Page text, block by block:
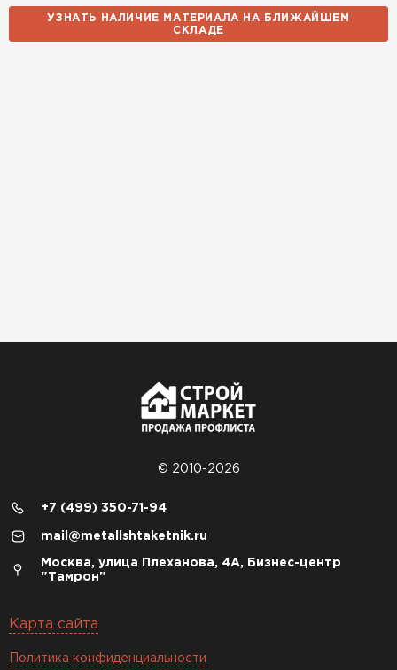
УЗНАТЬ НАЛИЧИЕ МАТЕРИАЛА НА БЛИЖАЙШЕМ
СКЛАДЕ
© 2010-2026
+7 (499) 350-71-94
mail@metallshtaketnik.ru
Москва, улица Плеханова, 4А, Бизнес-центр
"Тамрон"
Карта сайта
Политика конфиденциальности